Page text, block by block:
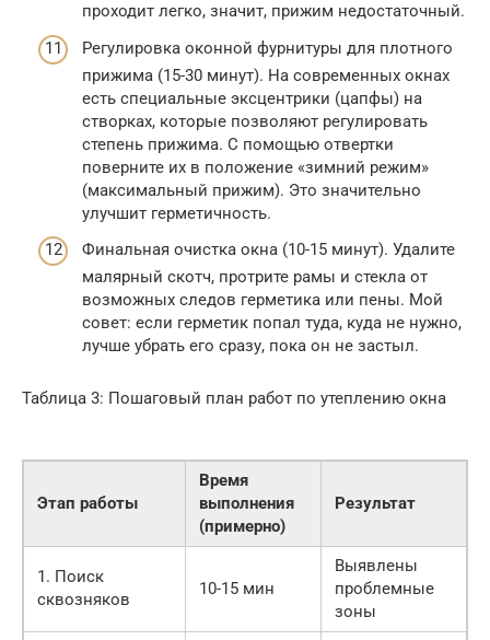
проходит легко, значит, прижим недостаточный.
Регулировка оконной фурнитуры для плотного
прижима (15-30 минут). На современных окнах
есть специальные эксцентрики (цапфы) на
створках, которые позволяют регулировать
степень прижима. С помощью отвертки
поверните их в положение «зимний режим»
(максимальный прижим). Это значительно
улучшит герметичность.
Финальная очистка окна (10-15 минут). Удалите
малярный скотч, протрите рамы и стекла от
возможных следов герметика или пены. Мой
совет: если герметик попал туда, куда не нужно,
лучше убрать его сразу, пока он не застыл.
Таблица 3: Пошаговый план работ по утеплению окна
Этап работы
Время
выполнения
(примерно)
Результат
1. Поиск
сквозняков
10-15 мин
Выявлены
проблемные
зоны